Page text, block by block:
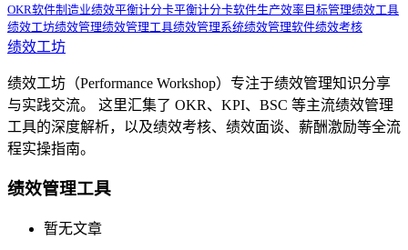
OKR软件制造业绩效平衡计分卡平衡计分卡软件生产效率 目标管理绩效工具
绩效工坊绩效管理绩效管理工具绩效管理系统绩效管理软件绩效考核
绩效工坊
绩效工坊（Performance Workshop）专注于绩效管理知识分享
与实践交流。 这里汇集了 OKR、KPI、BSC 等主流绩效管理
工具的深度解析，以及绩效考核、绩效面谈、薪酬激励等全流
程实操指南。
绩效管理工具
暂无文章